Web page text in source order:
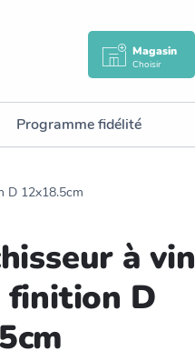
Magasin
Choisir
Programme fidélité
D 12x18.5cm
à vin
finition D